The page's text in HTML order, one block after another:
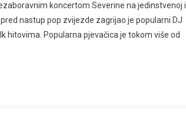
koncertom Severine na jedinstvenoj i
nastup pop zvijezde zagrijao je popularni DJ
hitovima. Popularna pjevačica je tokom više od